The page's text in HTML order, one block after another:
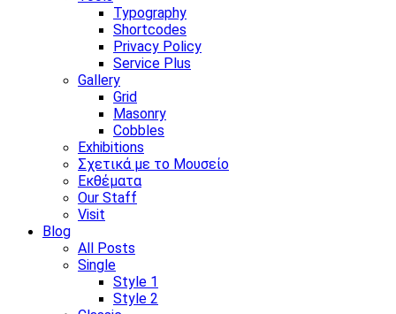
Typography
Shortcodes
Privacy Policy
Service Plus
Gallery
Grid
Masonry
Cobbles
Exhibitions
Σχετικά με το Μουσείο
Εκθέματα
Our Staff
Visit
Blog
All Posts
Single
Style 1
Style 2